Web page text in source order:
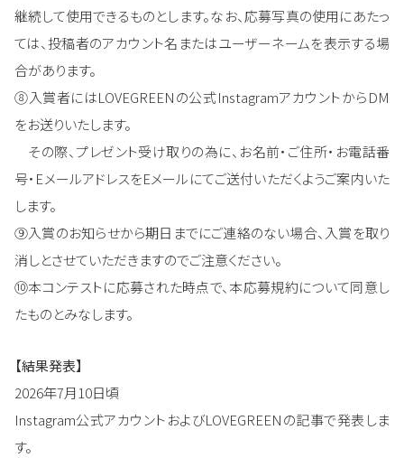
継続して使用できるものとします。なお、応募写真の使用にあたっ
ては、投稿者のアカウント名またはユーザーネームを表示する場
合があります。
⑧入賞者にはLOVEGREENの公式InstagramアカウントからDM
をお送りいたします。
その際、プレゼント受け取りの為に、お名前・ご住所・お電話番
号・EメールアドレスをEメールにてご送付いただくようご案内いた
します。
⑨入賞のお知らせから期日までにご連絡のない場合、入賞を取り
消しとさせていただきますのでご注意ください。
⑩本コンテストに応募された時点で、本応募規約について同意し
たものとみなします。
【結果発表】
2026年7月10日頃
Instagram公式アカウントおよびLOVEGREENの記事で発表しま
す。